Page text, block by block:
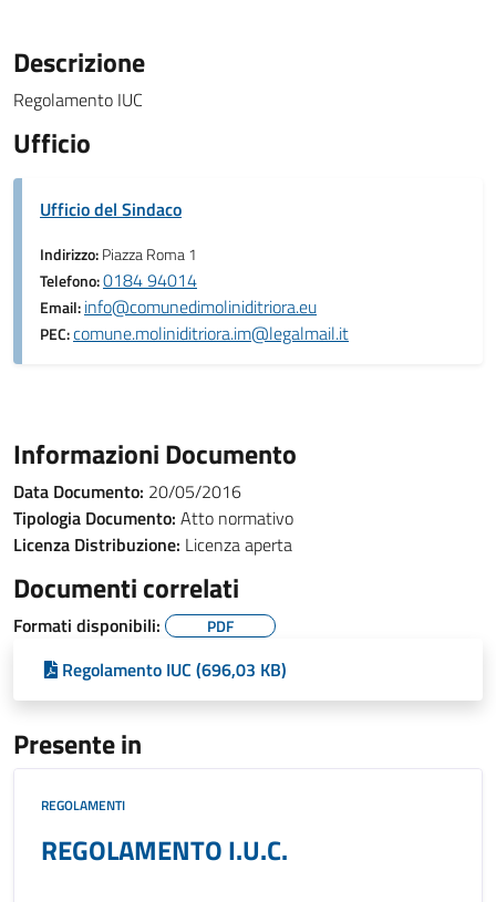
Descrizione
Regolamento IUC
Ufficio
Ufficio del Sindaco
Indirizzo:Piazza Roma 1
Telefono:0184 94014
Email:info@comunedimoliniditriora.eu
PEC:comune.moliniditriora.im@legalmail.it
Informazioni Documento
Data Documento: 20/05/2016
Tipologia Documento: Atto normativo
Licenza Distribuzione: Licenza aperta
Documenti correlati
Formati disponibili: PDF
Regolamento IUC (696,03 KB)
Presente in
REGOLAMENTI
REGOLAMENTO I.U.C.